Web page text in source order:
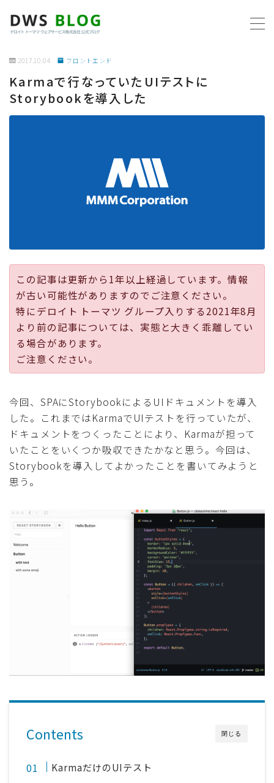
ホーム
AWS
公式ページ
2017.10.04 フロントエンド
Karmaで行なっていたUIテストに
Storybookを導入した
この記事は更新から1年以上経過しています。情報
が古い可能性がありますのでご注意ください。
特にデロイト トーマツ グループ入りする2021年8月
より前の記事については、実態と大きく乖離してい
る場合があります。
ご注意ください。
今回、SPAにStorybookによるUIドキュメントを導入
した。これまではKarmaでUIテストを行っていたが、
ドキュメントをつくったことにより、Karmaが担って
いたことをいくつか吸収できたかなと思う。今回は、
Storybookを導入してよかったことを書いてみようと
思う。
閉じる
Contents
KarmaだけのUIテスト